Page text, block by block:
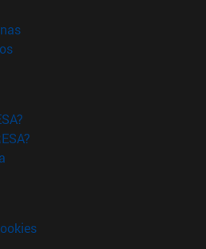
(abre en nueva ventana)
(abre en nueva ventana)